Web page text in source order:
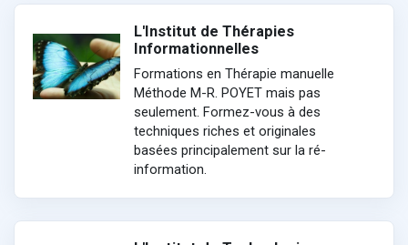
L'Institut de Thérapies
Informationnelles
Formations en Thérapie manuelle
Méthode M-R. POYET mais pas
seulement. Formez-vous à des
techniques riches et originales
basées principalement sur la ré-
information.